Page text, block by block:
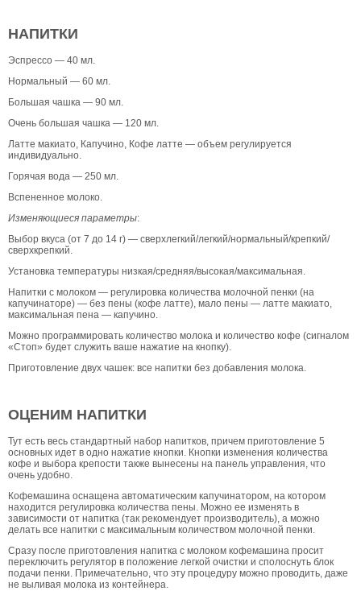
НАПИТКИ
Эспрессо — 40 мл.
Нормальный — 60 мл.
Большая чашка — 90 мл.
Очень большая чашка — 120 мл.
Латте макиато, Капучино, Кофе латте — объем регулируется
индивидуально.
Горячая вода — 250 мл.
Вспененное молоко.
Изменяющиеся параметры:
Выбор вкуса (от 7 до 14 г) — сверхлегкий/легкий/нормальный/крепкий/
сверхкрепкий.
Установка температуры низкая/средняя/высокая/максимальная.
Напитки с молоком — регулировка количества молочной пенки (на
капучинаторе) — без пены (кофе латте), мало пены — латте макиато,
максимальная пена — капучино.
Можно программировать количество молока и количество кофе (сигналом
«Стоп» будет служить ваше нажатие на кнопку).
Приготовление двух чашек: все напитки без добавления молока.
ОЦЕНИМ НАПИТКИ
Тут есть весь стандартный набор напитков, причем приготовление 5
основных идет в одно нажатие кнопки. Кнопки изменения количества
кофе и выбора крепости также вынесены на панель управления, что
очень удобно.
Кофемашина оснащена автоматическим капучинатором, на котором
находится регулировка количества пены. Можно ее изменять в
зависимости от напитка (так рекомендует производитель), а можно
делать все напитки с максимальным количеством молочной пенки.
Сразу после приготовления напитка с молоком кофемашина просит
переключить регулятор в положение легкой очистки и сполоснуть блок
подачи пенки. Примечательно, что эту процедуру можно проводить, даже
не выливая молока из контейнера.